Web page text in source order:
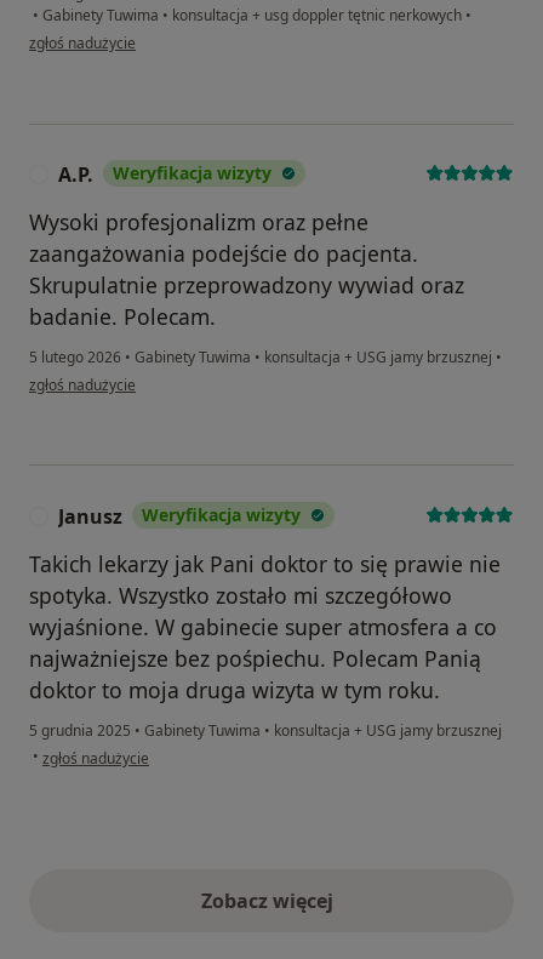
• Gabinety Tuwima • konsultacja + usg doppler tętnic nerkowych •
w opinii użytkownika Marta
zgłoś nadużycie
A.P. Weryfikacja wizyty
Wysoki profesjonalizm oraz pełne
zaangażowania podejście do pacjenta.
Skrupulatnie przeprowadzony wywiad oraz
badanie. Polecam.
5 lutego 2026 • Gabinety Tuwima • konsultacja + USG jamy brzusznej •
w opinii użytkownika A.P.
zgłoś nadużycie
Janusz Weryfikacja wizyty
Takich lekarzy jak Pani doktor to się prawie nie
spotyka. Wszystko zostało mi szczegółowo
wyjaśnione. W gabinecie super atmosfera a co
najważniejsze bez pośpiechu. Polecam Panią
doktor to moja druga wizyta w tym roku.
5 grudnia 2025 • Gabinety Tuwima • konsultacja + USG jamy brzusznej
• w opinii użytkownika Janusz
zgłoś nadużycie
Zobacz więcejopinie powyżej